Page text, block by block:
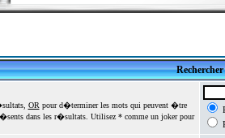
Rechercher
OR pour d�terminer les mots qui peuvent �tre
dans les r�sultats. Utilisez * comme un joker pour